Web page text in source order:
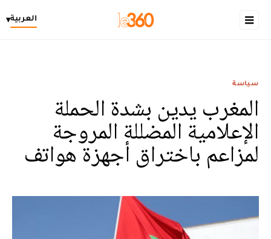
العربية▾
سياسة
المغرب يدين بشدة الحملة
الإعلامية المضللة المروجة
لمزاعم باختراق أجهزة هواتف